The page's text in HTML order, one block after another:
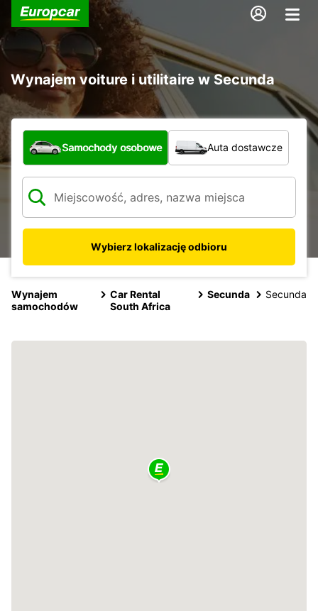
Wynajem voiture i utilitaire w Secunda
Jaki typ pojazdu?
Samochody osobowe Auta dostawcze
Wybierz lokalizację odbioru
Wynajem
samochodów
Car Rental
South Africa
Secunda Secunda